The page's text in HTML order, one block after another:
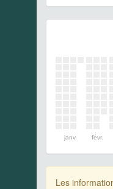
janv. févr.
Les